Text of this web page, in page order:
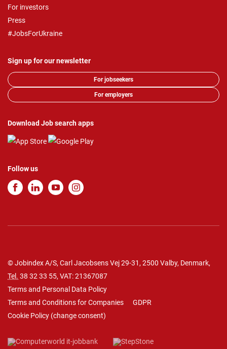
For investors
Press
#JobsForUkraine
Sign up for our newsletter
For jobseekers
For employers
Download Job search apps
Follow us
© Jobindex A/S, Carl Jacobsens Vej 29-31, 2500 Valby, Denmark,
Tel. 38 32 33 55, VAT: 21367087
Terms and Personal Data Policy
Terms and Conditions for Companies
GDPR
Cookie Policy (change consent)